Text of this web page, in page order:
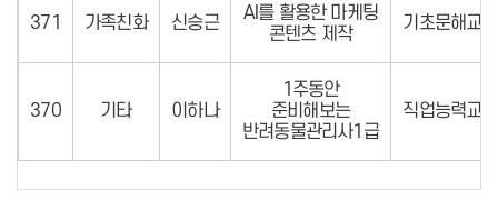
371 가족친화 신승근
AI를 활용한 마케팅
콘텐츠 제작
기초문해교육
370 기타 이하나
1주동안
준비해보는
반려동물관리사1급
직업능력교육